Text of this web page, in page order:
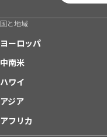
国と地域
ヨーロッパ
中南米
ハワイ
アジア
アフリカ